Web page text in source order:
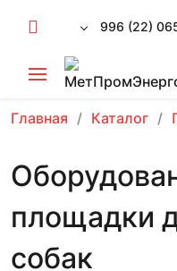
996 (22)
Главная Каталог
площадки
собак